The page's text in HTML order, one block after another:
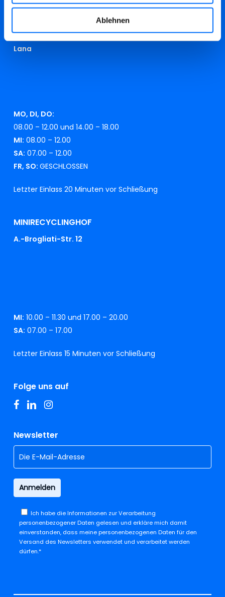
Ablehnen
Industriestraße 24
Lana
MO, DI, DO:
08.00 – 12.00 und 14.00 – 18.00
MI: 08.00 – 12.00
SA: 07.00 – 12.00
FR, SO: GESCHLOSSEN
Letzter Einlass 20 Minuten vor Schließung
MINIRECYCLINGHOF
A.-Brogliati-Str. 12
MI: 10.00 – 11.30 und 17.00 – 20.00
SA: 07.00 – 17.00
Letzter Einlass 15 Minuten vor Schließung
Folge uns auf
facebook
linkedininstagram
Newsletter
Ich habe dieInformationen zur Verarbeitung
personenbezogener Daten gelesen und erkläre mich damit
einverstanden, dass meine personenbezogenen Daten für den
Versand des Newsletters verwendet und verarbeitet werden
dürfen.*